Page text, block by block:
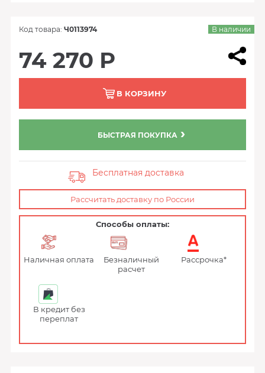
Код товара: Ч0113974 В наличии
74 270 Р
В КОРЗИНУ
БЫСТРАЯ ПОКУПКА
Бесплатная доставка
Рассчитать доставку по России
Способы оплаты:
Наличная оплата
Безналичный
расчет
Рассрочка*
В кредит без
переплат